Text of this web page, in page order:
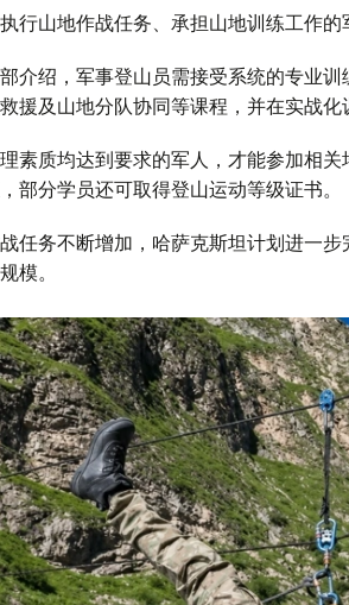
救援
行山地作战任务、承担山地训练工作的
援及山地分队协同等课程，并在实战
部分学员还可取得登山运动等级证书。
模。